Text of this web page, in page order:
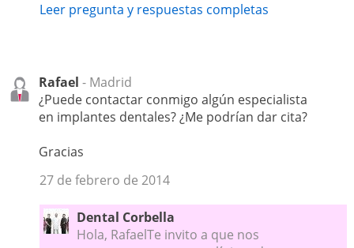
Leer pregunta y respuestas completas
Rafael - Madrid
¿Puede contactar conmigo algún especialista
en implantes dentales? ¿Me podrían dar cita?
Gracias
27 de febrero de 2014
Dental Corbella
Hola, RafaelTe invito a que nos